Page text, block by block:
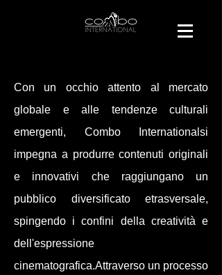
Con un occhio attento al mercato
globale e alle tendenze culturali
emergenti, Combo Internationalsi
impegna a produrre contenuti originali
e innovativi che raggiungano un
pubblico diversificato etrasversale,
spingendo i confini della creatività e
dell'espressione
cinematografica.Attraverso un processo